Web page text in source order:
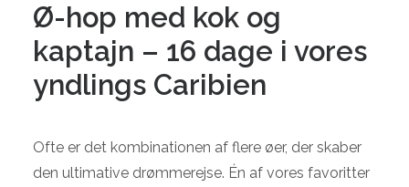
Ø-hop med kok og
kaptajn – 16 dage i vores
yndlings Caribien
Ofte er det kombinationen af flere øer, der skaber
den ultimative drømmerejse. Én af vores favoritter